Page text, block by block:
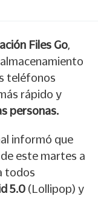
Files Go,
teléfonos
rápido y
personas.
informó que
este martes a
todos
5.0 (Lollipop) y